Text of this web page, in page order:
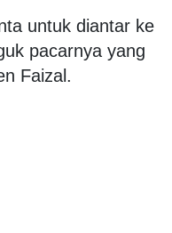
untuk diantar ke
pacarnya yang
Faizal.